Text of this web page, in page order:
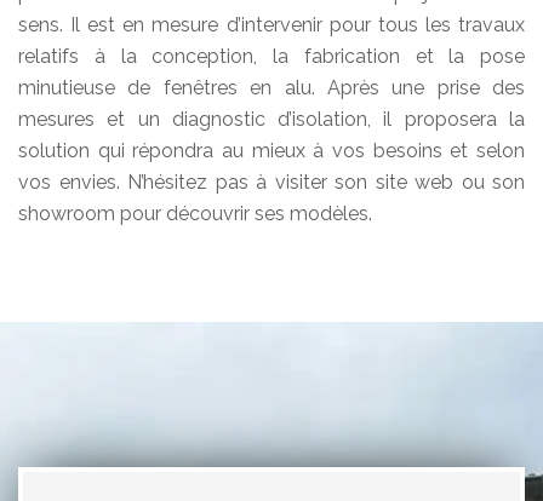
sens. Il est en mesure d’intervenir pour tous les travaux
relatifs à la conception, la fabrication et la pose
minutieuse de fenêtres en alu. Après une prise des
mesures et un diagnostic d’isolation, il proposera la
solution qui répondra au mieux à vos besoins et selon
vos envies. N’hésitez pas à visiter son site web ou son
showroom pour découvrir ses modèles.